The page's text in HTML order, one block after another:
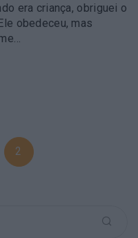
era criança, obriguei o
obedeceu, mas
2